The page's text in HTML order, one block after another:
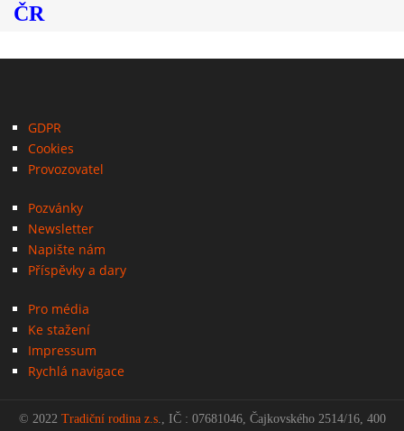
ČR
GDPR
Cookies
Provozovatel
Pozvánky
Newsletter
Napište nám
Příspěvky a dary
Pro média
Ke stažení
Impressum
Rychlá navigace
© 2022 Tradiční rodina z.s., IČ : 07681046, Čajkovského 2514/16, 400